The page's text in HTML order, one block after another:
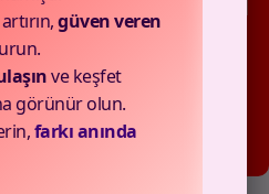
YouTube’da etkileşim
hizmetiyle kanalınızı minimum
güven veren
ve keşfet
görünür olun.
farkı anında